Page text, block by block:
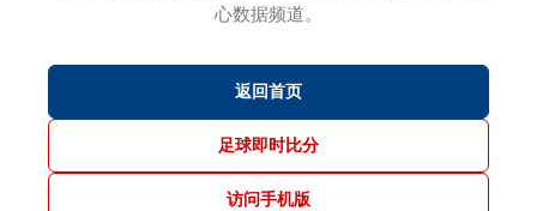
心数据频道。
返回首页
足球即时比分
访问手机版